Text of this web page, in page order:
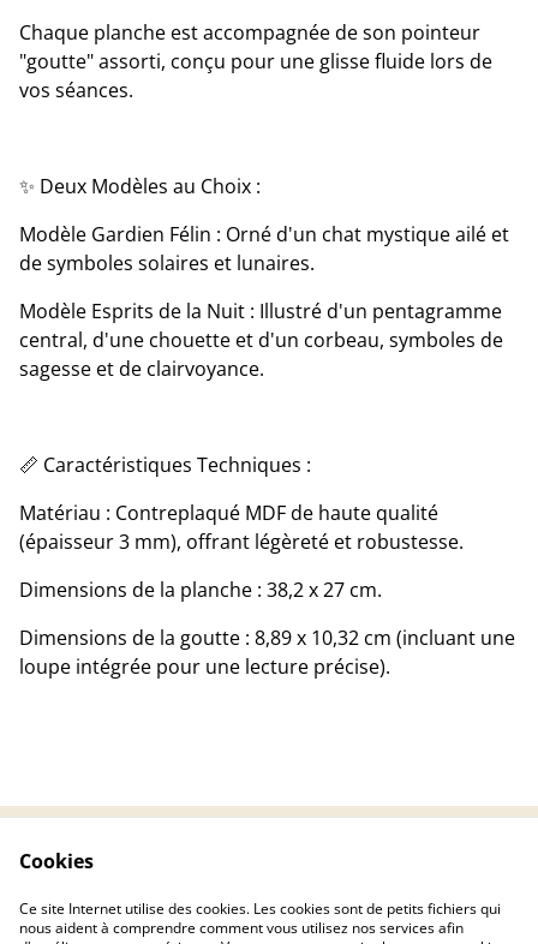
​Chaque planche est accompagnée de son pointeur
"goutte" assorti, conçu pour une glisse fluide lors de
vos séances.
​✨ Deux Modèles au Choix :
​Modèle Gardien Félin : Orné d'un chat mystique ailé et
de symboles solaires et lunaires.
​Modèle Esprits de la Nuit : Illustré d'un pentagramme
central, d'une chouette et d'un corbeau, symboles de
sagesse et de clairvoyance.
​📏 Caractéristiques Techniques :
​Matériau : Contreplaqué MDF de haute qualité
(épaisseur 3 mm), offrant légèreté et robustesse.
​Dimensions de la planche : 38,2 x 27 cm.
​Dimensions de la goutte : 8,89 x 10,32 cm (incluant une
loupe intégrée pour une lecture précise).
Politique de
confidentialité
Politique de cookies
Cookies
Ce site Internet utilise des cookies. Les cookies sont de petits fichiers qui
nous aident à comprendre comment vous utilisez nos services afin